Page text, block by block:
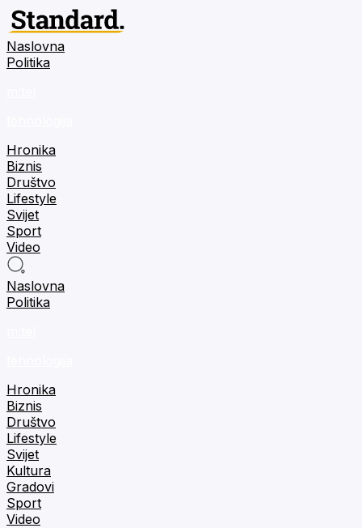
Naslovna
Politika
Hronika
Biznis
Društvo
Lifestyle
Svijet
Sport
Video
Naslovna
Politika
Hronika
Biznis
Društvo
Lifestyle
Svijet
Kultura
Gradovi
Sport
Video